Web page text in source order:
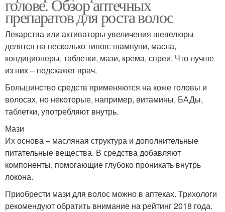
голове. Обзор аптечных
препаратов для роста волос
Лекарства или активаторы увеличения шевелюры
делятся на несколько типов: шампуни, масла,
кондиционеры, таблетки, мази, крема, спреи. Что лучше
из них – подскажет врач.
Большинство средств применяются на коже головы и
волосах, но некоторые, например, витамины, БАДы,
таблетки, употребляют внутрь.
Мази
Их основа – масляная структура и дополнительные
питательные вещества. В средства добавляют
компоненты, помогающие глубоко проникать внутрь
локона.
Приобрести мази для волос можно в аптеках. Трихологи
рекомендуют обратить внимание на рейтинг 2018 года.